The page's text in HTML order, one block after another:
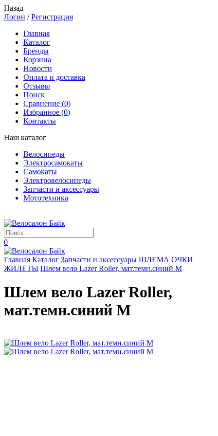
Назад
Логин /Регистрация
Главная
Каталог
Бренды
Корзина
Новости
Оплата и доставка
Отзывы
Поиск
Сравнение (0)
Избранное (0)
Контакты
Наш каталог
Велосипеды
Электросамокаты
Самокаты
Электровелосипеды
Запчасти и аксессуары
Мототехника
0
Главная Каталог Запчасти и аксессуары ШЛЕМА ОЧКИ
ЖИЛЕТЫ Шлем вело Lazer Roller, мат.темн.синий М
Шлем вело Lazer Roller,
мат.темн.синий М